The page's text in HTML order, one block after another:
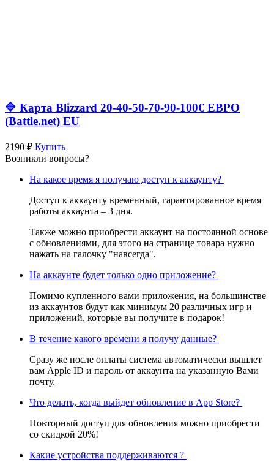
🔷 Карта Blizzard 20-40-50-70-90-100€ ЕВРО
(Battle.net) EU
2190 ₽ Купить
Возникли вопросы?
На какое время я получаю доступ к аккаунту?
Доступ к аккаунту временный, гарантированное время
работы аккаунта – 3 дня.
Также можно приобрести аккаунт на постоянной основе
с обновлениями, для этого на странице товара нужно
нажать на галочку "навсегда".
На аккаунте будет только одно приложение?
Помимо купленного вами приложения, на большинстве
из аккаунтов будут как минимум 20 различных игр и
приложений, которые вы получите в подарок!
В течение какого времени я получу данные?
Сразу же после оплаты система автоматически вышлет
вам Apple ID и пароль от аккаунта на указанную Вами
почту.
Что делать, когда выйдет обновление в App Store?
Повторный доступ для обновления можно приобрести
со скидкой 20%!
Какие устройства поддерживаются ?